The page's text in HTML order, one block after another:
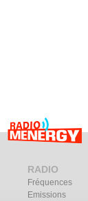
RADIO
Fréquences
Emissions